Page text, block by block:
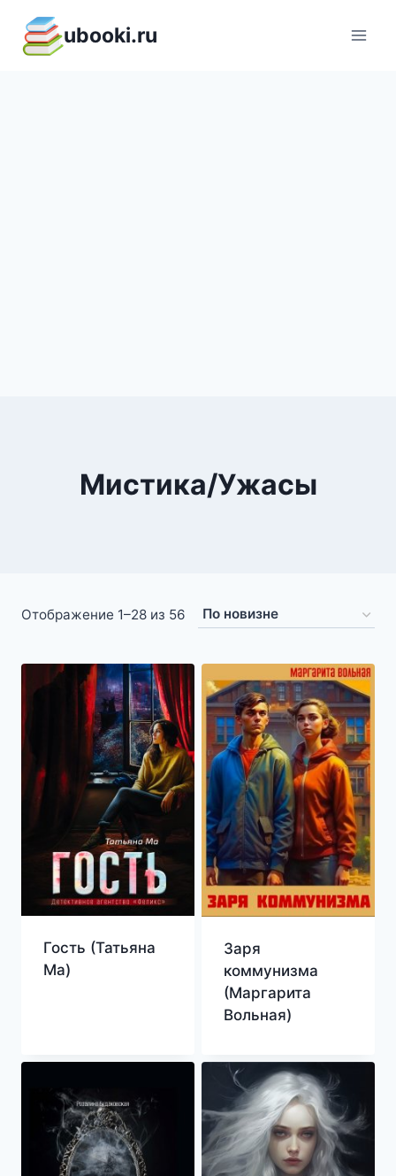
содержимому
ubooki.ru
Мистика/Ужасы
Отображение 1–28 из 56 Сортировка:
недавние
Гость (Татьяна
Ма)
Заря
коммунизма
(Маргарита
Вольная)